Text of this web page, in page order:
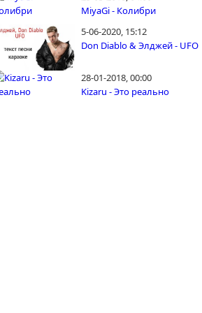
MiyaGi - Колибри
5-06-2020, 15:12
Don Diablo & Элджей - UFO
28-01-2018, 00:00
Kizaru - Это реально